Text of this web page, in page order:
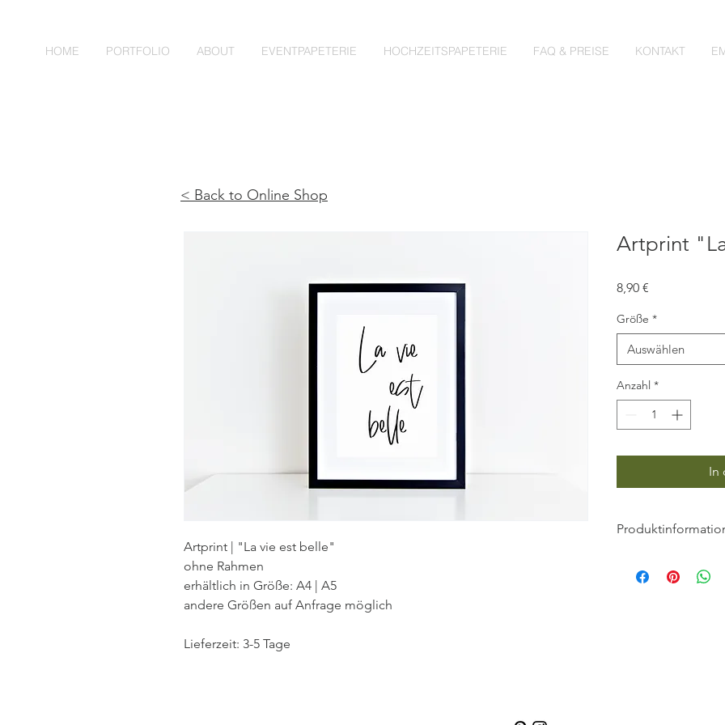
HOME PORTFOLIO ABOUT EVENTPAPETERIE HOCHZEITSPAPETERIE FAQ & PREISE KONTAKT
Artprint | "La vie est belle"
ohne Rahmen
erhältlich in Größe: A4 | A5
andere Größen auf Anfrage möglich
Lieferzeit: 3-5 Tage
Artprint
8,90 €
Größe *
Auswählen
Anzahl *
In
weißen 310 g
< Back to Online Shop